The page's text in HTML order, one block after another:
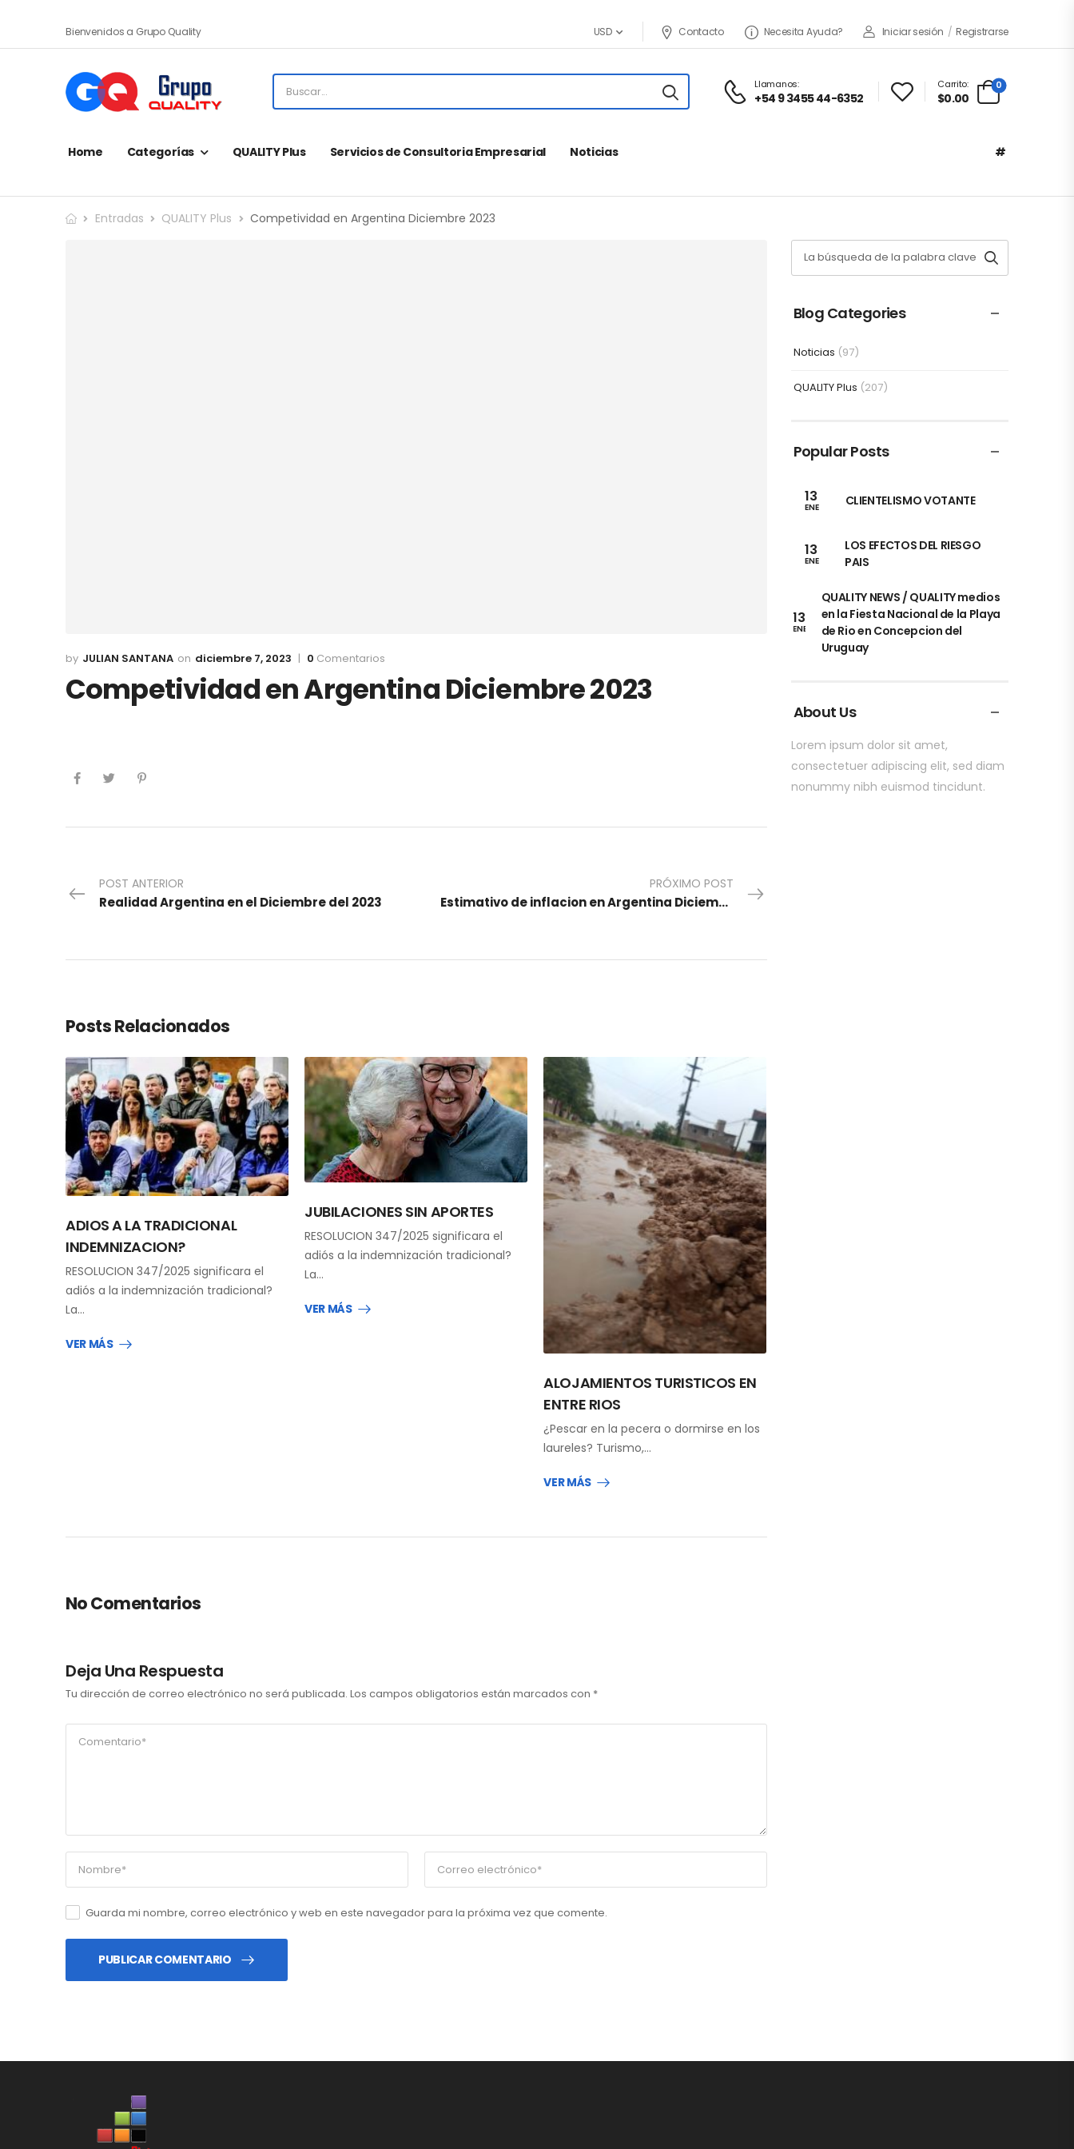
Bienvenidos a Grupo Quality USD Contacto Necesita Ayuda? Iniciar sesión / Registrarse
Llamanos:
+54 9 3455 44-6352
Carrito:
$0.00
0
Home Categorías QUALITY Plus Servicios de Consultoria Empresarial Noticias #
Entradas QUALITY Plus Competividad en Argentina Diciembre 2023
JULIAN SANTANA diciembre 7, 2023 0 Comentarios
Competividad en Argentina Diciembre 2023
POST ANTERIOR
Realidad Argentina en el Diciembre del 2023
PRÓXIMO POST
Estimativo de inflacion en Argentina Diciembre 2023
Posts Relacionados
ADIOS A LA TRADICIONAL
INDEMNIZACION?
RESOLUCION 347/2025 significara el
adiós a la indemnización tradicional?
La…
VER MÁS
JUBILACIONES SIN APORTES
RESOLUCION 347/2025 significara el
adiós a la indemnización tradicional?
La…
VER MÁS
ALOJAMIENTOS TURISTICOS EN
ENTRE RIOS
¿Pescar en la pecera o dormirse en los
laureles? Turismo,…
VER MÁS
No Comentarios
Deja Una Respuesta
Tu dirección de correo electrónico no será publicada. Los campos obligatorios están marcados con *
Guarda mi nombre, correo electrónico y web en este navegador para la próxima vez que comente.
PUBLICAR COMENTARIO
Blog Categories
Noticias (97)
QUALITY Plus (207)
Popular Posts
13
ENE CLIENTELISMO VOTANTE
13
ENE
LOS EFECTOS DEL RIESGO
PAIS
13
ENE
QUALITY NEWS / QUALITY medios
en la Fiesta Nacional de la Playa
de Rio en Concepcion del
Uruguay
About Us
Lorem ipsum dolor sit amet,
consectetuer adipiscing elit, sed diam
nonummy nibh euismod tincidunt.